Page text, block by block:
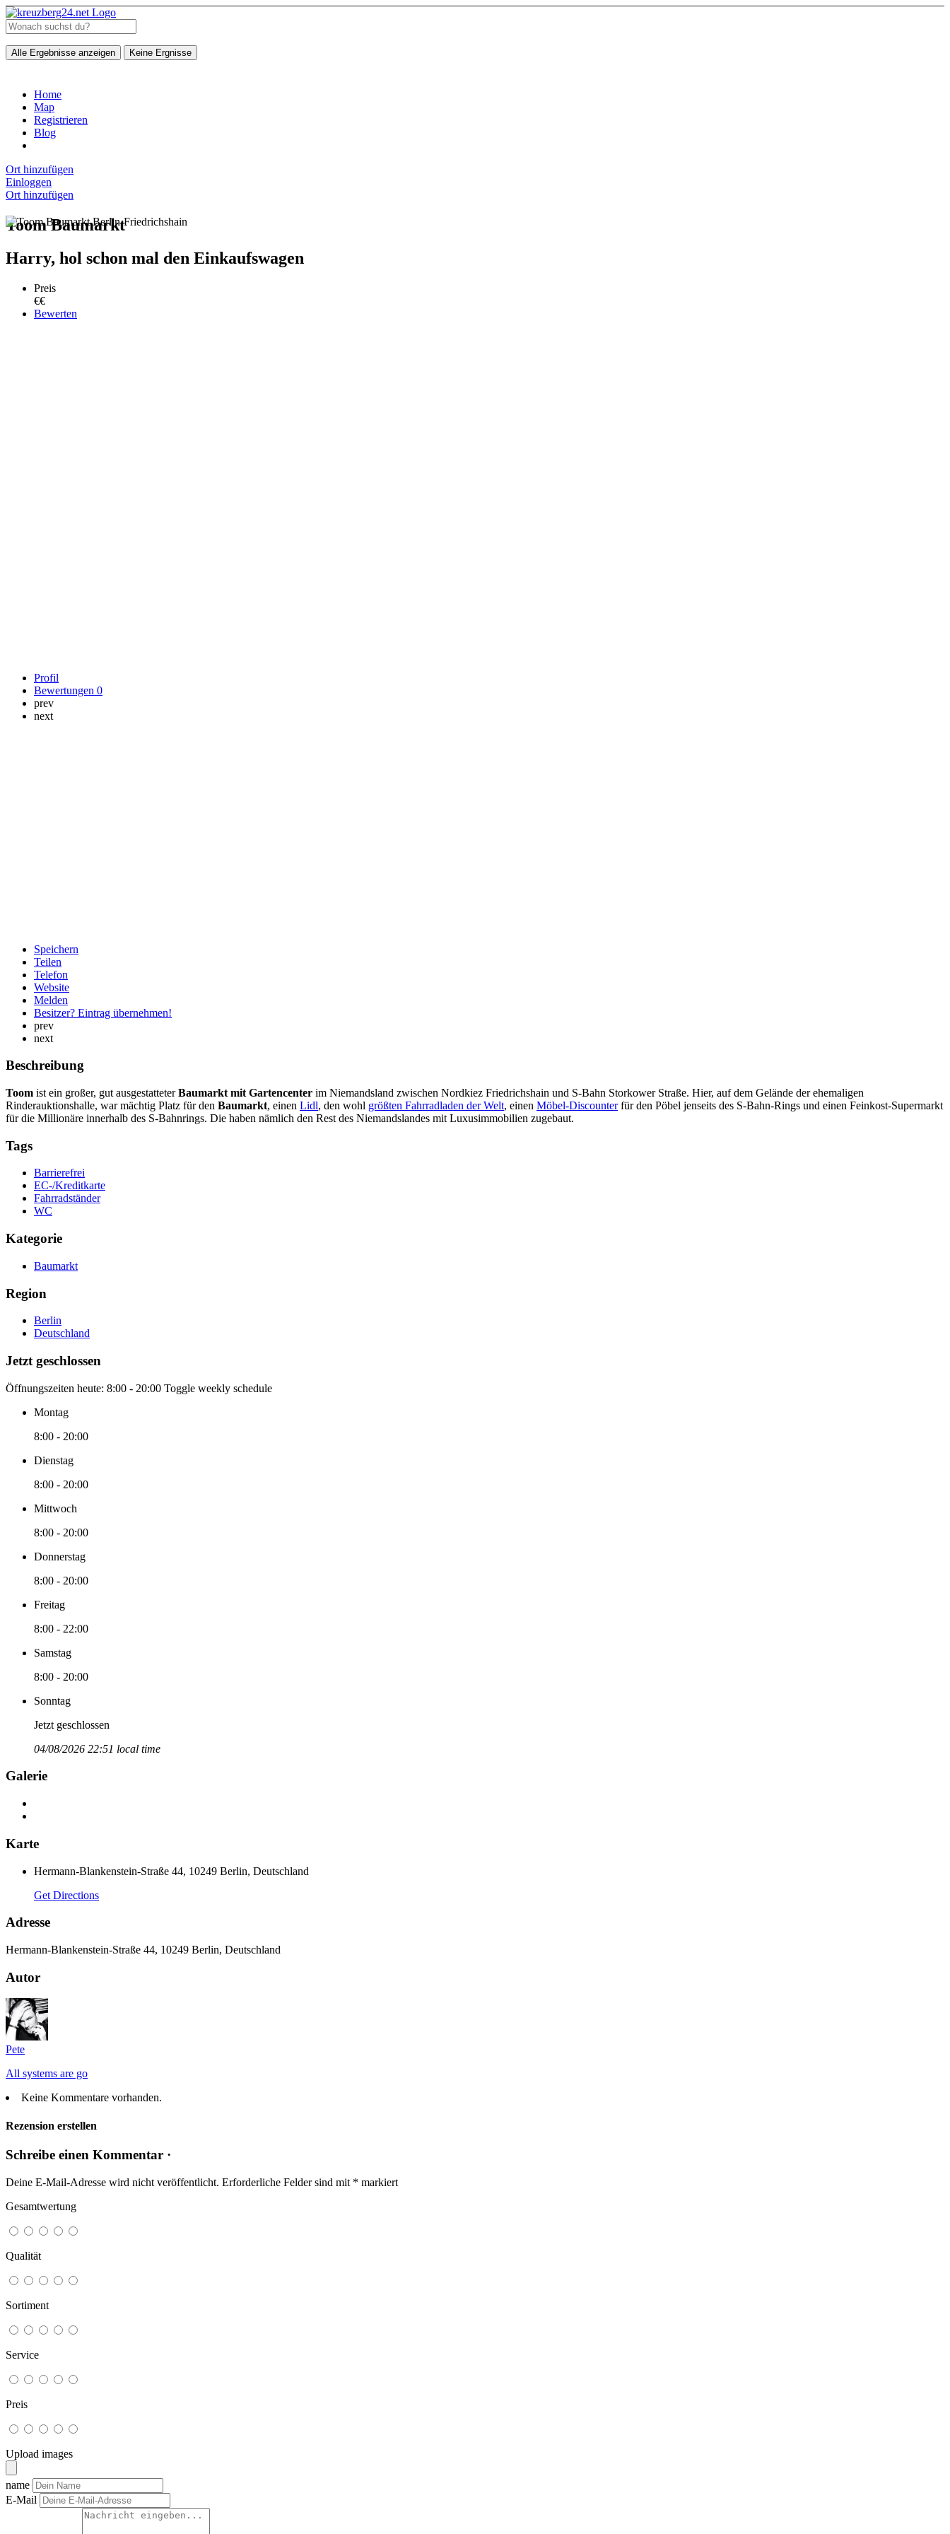
Alle Ergebnisse anzeigen Keine Ergnisse
Home
Map
Registrieren
Blog
Ort hinzufügen
Einloggen
Ort hinzufügen
Toom Baumarkt
Harry, hol schon mal den Einkaufswagen
Preis
€€
Bewerten
Profil
Bewertungen 0
prev
next
Speichern
Teilen
Telefon
Website
Melden
Besitzer? Eintrag übernehmen!
prev
next
Beschreibung
Toom ist ein großer, gut ausgestatteterBaumarkt mit Gartencenter im Niemandsland zwischen Nordkiez Friedrichshain und S-Bahn Storkower Straße. Hier, auf dem Gelände der ehemaligen
Rinderauktionshalle, war mächtig Platz für den Baumarkt, einen Lidl, den wohl größten Fahrradladen der Welt, einen Möbel-Discounterfür den Pöbel jenseits des S-Bahn-Rings und einen Feinkost-Supermarkt
für die Millionäre innerhalb des S-Bahnrings. Die haben nämlich den Rest des Niemandslandes mit Luxusimmobilien zugebaut.
Tags
Barrierefrei
EC-/Kreditkarte
Fahrradständer
WC
Kategorie
Baumarkt
Region
Berlin
Deutschland
Jetzt geschlossen
Öffnungszeiten heute: 8:00 - 20:00 Toggle weekly schedule
Montag
8:00 - 20:00
Dienstag
8:00 - 20:00
Mittwoch
8:00 - 20:00
Donnerstag
8:00 - 20:00
Freitag
8:00 - 22:00
Samstag
8:00 - 20:00
Sonntag
Jetzt geschlossen
04/08/2026 22:51 local time
Galerie
Karte
Hermann-Blankenstein-Straße 44, 10249 Berlin, Deutschland
Get Directions
Adresse
Hermann-Blankenstein-Straße 44, 10249 Berlin, Deutschland
Autor
Pete
All systems are go
Keine Kommentare vorhanden.
Rezension erstellen
Schreibe einen Kommentar ·
Deine E-Mail-Adresse wird nicht veröffentlicht. Erforderliche Felder sind mit * markiert
Gesamtwertung
Qualität
Sortiment
Service
Preis
Upload images
name
E-Mail